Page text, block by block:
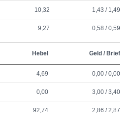
10,32 1,43 / 1,49
9,27 0,58 / 0,59
Hebel Geld / Brief
4,69 0,00 / 0,00
0,00 3,00 / 3,40
92,74 2,86 / 2,87